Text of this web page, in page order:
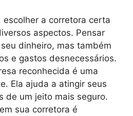
a corretora certa
aspectos. Pensar
dinheiro, mas também
e gastos desnecessários.
reconhecida é uma
Ela ajuda a atingir seus
de um jeito mais seguro.
sua corretora é